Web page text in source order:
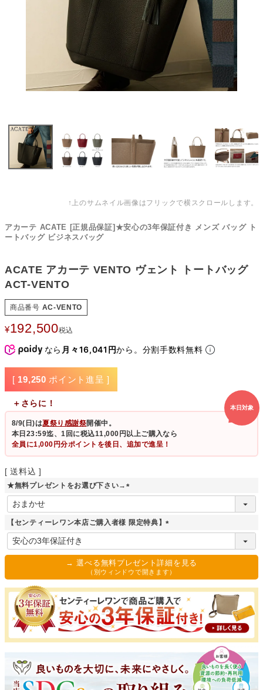
↑上のサムネイル画像はフリックで横スクロールします。
アカーテ ACATE [正規品保証]★安心の3年保証付き メンズ バッグ ト
ートバッグ ビジネスバッグ
ACATE アカーテ VENTO ヴェント トートバッグ
ACT-VENTO
商品番号 AC-VENTO
¥192,500税込
なら 月々16,041円から。分割手数料無料
[ 19,250 ポイント進呈 ]
＋さらに！ 本日対象
8/9(日)は夏祭り感謝祭開催中。
本日23:59迄、1回に税込11,000円以上ご購入なら
全員に1,000円分ポイントを後日、追加で進呈！
送料込
★無料プレゼントをお選び下さい→
(
須
【センティーレワン本店ご購入者様 限定特典】
(
須
)
→ 選べる無料プレゼント詳細を見る
（別ウィンドウで開きます）